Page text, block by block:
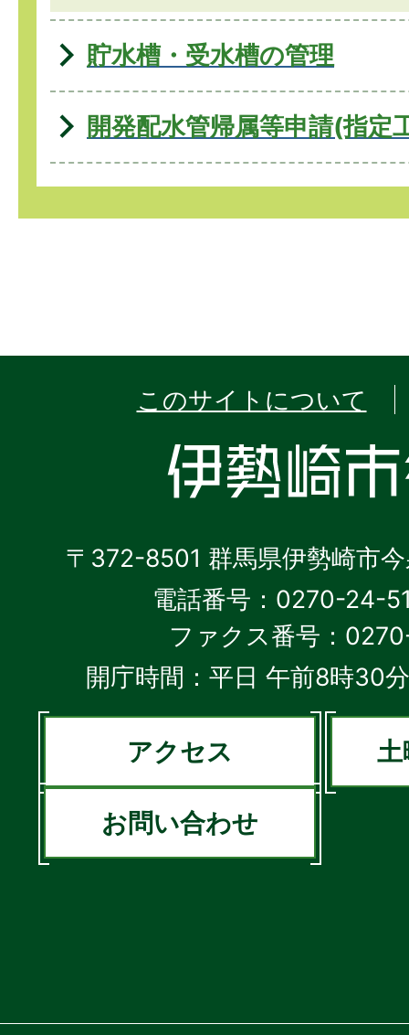
貯水槽・受水槽の管理
開発配水管帰属等申請(指定
このサイトについて
〒372-8501 群馬県伊勢崎市
電話番号：0270-24-
ファクス番号：
開庁時間：平日 午前8時30
アクセス 土
お問い合わせ